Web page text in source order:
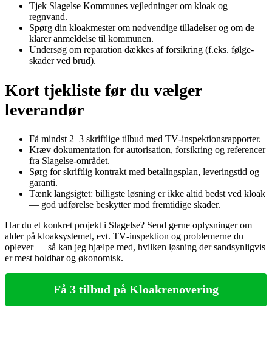
Tjek Slagelse Kommunes vejledninger om kloak og
regnvand.
Spørg din kloakmester om nødvendige tilladelser og om de
klarer anmeldelse til kommunen.
Undersøg om reparation dækkes af forsikring (f.eks. følge­
skader ved brud).
Kort tjekliste før du vælger
leverandør
Få mindst 2–3 skriftlige tilbud med TV‑inspektionsrapporter.
Kræv dokumentation for autorisation, forsikring og referencer
fra Slagelse‑området.
Sørg for skriftlig kontrakt med betalingsplan, leveringstid og
garanti.
Tænk langsigtet: billigste løsning er ikke altid bedst ved kloak
— god udførelse beskytter mod fremtidige skader.
Har du et konkret projekt i Slagelse? Send gerne oplysninger om
alder på kloaksystemet, evt. TV‑inspektion og problemerne du
oplever — så kan jeg hjælpe med, hvilken løsning der sandsynligvis
er mest holdbar og økonomisk.
Få 3 tilbud på Kloakrenovering